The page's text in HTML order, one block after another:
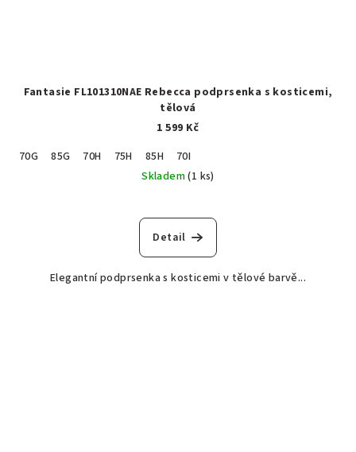
Fantasie FL101310NAE Rebecca podprsenka s kosticemi,
tělová
1 599 Kč
70G
85G 70H 75H 85H
70I
Skladem(1 ks)
Detail
Elegantní podprsenka s kosticemi v tělové barvě...